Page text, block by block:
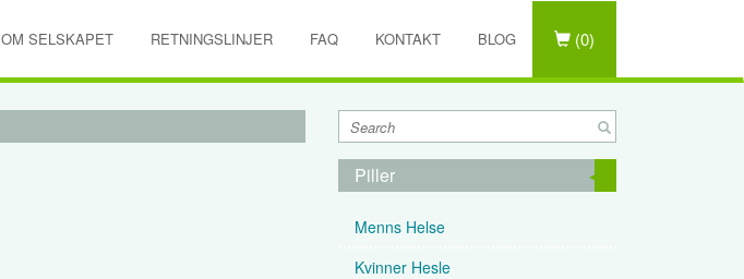
(0)
OM SELSKAPET RETNINGSLINJER FAQ KONTAKT BLOG
Piller
Menns Helse
Kvinner Hesle